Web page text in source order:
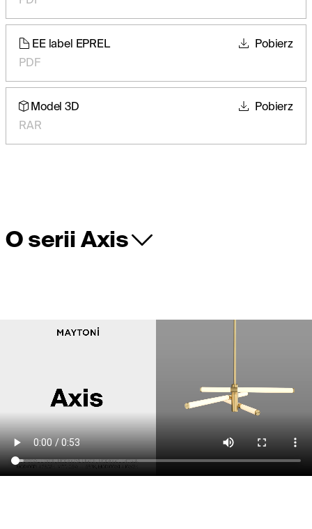
EE label EPREL
PDF
Pobierz
Model 3D
RAR
Pobierz
O serii Axis